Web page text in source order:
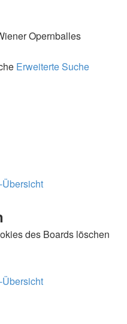
Opernballes
Erweiterte Suche
Übersicht
des Boards löschen
Übersicht